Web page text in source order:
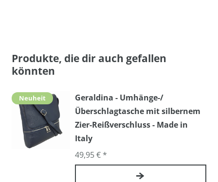
Produkte, die dir auch gefallen
könnten
Neuheit
Geraldina - Umhänge-/
Überschlagtasche mit silbernem
Zier-Reißverschluss - Made in
Italy
49,95 € *